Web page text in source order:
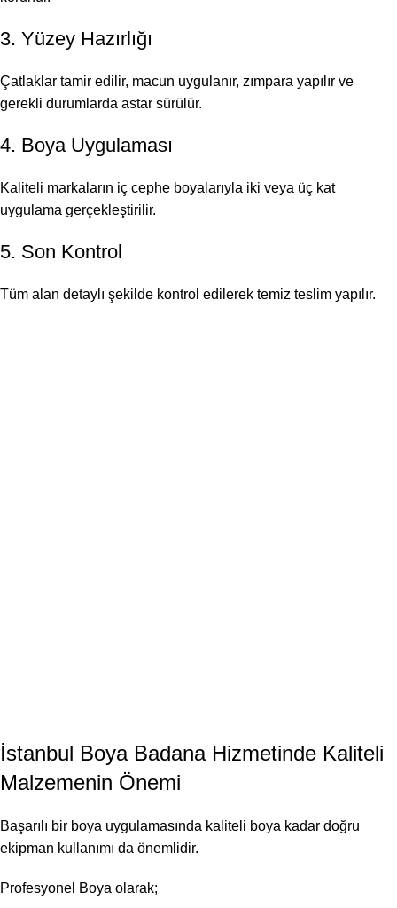
3. Yüzey Hazırlığı
Çatlaklar tamir edilir, macun uygulanır, zımpara yapılır ve
gerekli durumlarda astar sürülür.
4. Boya Uygulaması
Kaliteli markaların iç cephe boyalarıyla iki veya üç kat
uygulama gerçekleştirilir.
5. Son Kontrol
Tüm alan detaylı şekilde kontrol edilerek temiz teslim yapılır.
İstanbul Boya Badana Hizmetinde Kaliteli
Malzemenin Önemi
Başarılı bir boya uygulamasında kaliteli boya kadar doğru
ekipman kullanımı da önemlidir.
Profesyonel Boya olarak;